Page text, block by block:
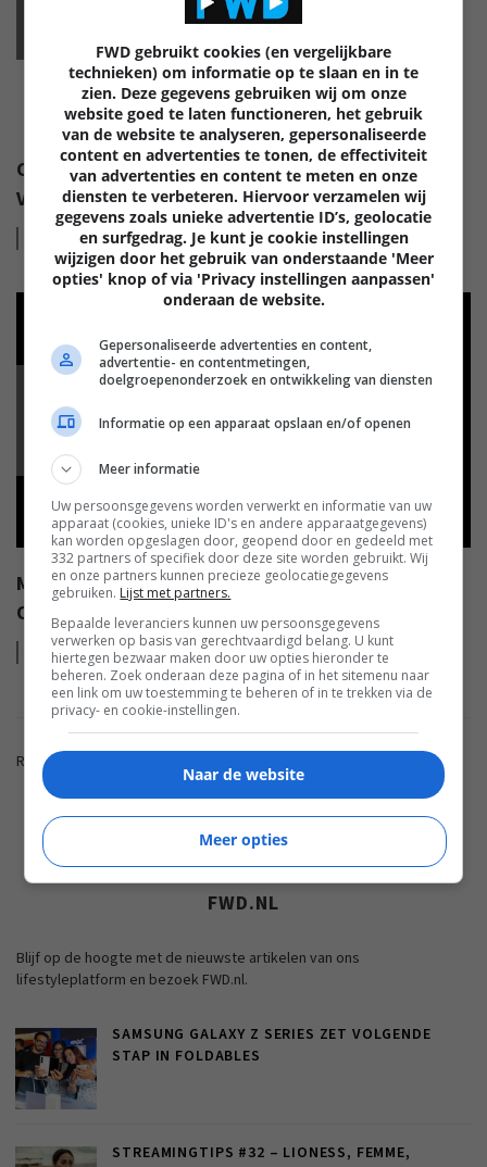
CES ROUND-UP: WAT BRENGT 2017 OP HET GEBIED
VAN TABLETS EN PHABLETS?
meer
MALWARE OP ANDROID EN WAT JE ZELF KUNT DOEN
OM HET TE VOORKOMEN
Leesmeer
Reacties zijn gesloten.
ADVERTENTIE
FWD.NL
Blijf op de hoogte met de nieuwste artikelen van ons
lifestyleplatform en bezoek FWD.nl.
SAMSUNG GALAXY Z SERIES ZET VOLGENDE
STAP IN FOLDABLES
STREAMINGTIPS #32 – LIONESS, FEMME,
FWD gebruikt cookies (en vergelijkbare
technieken) om informatie op te slaan en in te
zien. Deze gegevens gebruiken wij om onze
website goed te laten functioneren, het gebruik
van de website te analyseren, gepersonaliseerde
content en advertenties te tonen, de effectiviteit
van advertenties en content te meten en onze
diensten te verbeteren. Hiervoor verzamelen wij
gegevens zoals unieke advertentie ID’s, geolocatie
en surfgedrag. Je kunt je cookie instellingen
wijzigen door het gebruik van onderstaande 'Meer
opties' knop of via 'Privacy instellingen aanpassen'
onderaan de website.
Gepersonaliseerde advertenties en content,
advertentie- en contentmetingen,
doelgroepenonderzoek en ontwikkeling van diensten
Informatie op een apparaat opslaan en/of openen
Meer informatie
Uw persoonsgegevens worden verwerkt en informatie van uw
apparaat (cookies, unieke ID's en andere apparaatgegevens)
kan worden opgeslagen door, geopend door en gedeeld met
332 partners of specifiek door deze site worden gebruikt. Wij
en onze partners kunnen precieze geolocatiegegevens
gebruiken. Lijst met partners.
Bepaalde leveranciers kunnen uw persoonsgegevens
verwerken op basis van gerechtvaardigd belang. U kunt
hiertegen bezwaar maken door uw opties hieronder te
beheren. Zoek onderaan deze pagina of in het sitemenu naar
een link om uw toestemming te beheren of in te trekken via de
privacy- en cookie-instellingen.
Naar de website
Meer opties